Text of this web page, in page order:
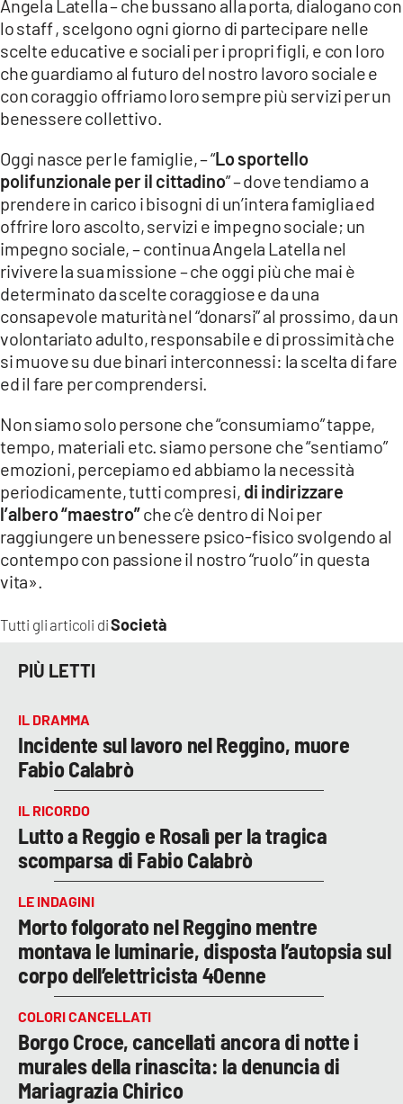
Tutti gli articoli diSocietà
Angela Latella – che bussano alla porta, dialogano con
lo staff , scelgono ogni giorno di partecipare nelle
scelte educative e sociali per i propri figli, e con loro
che guardiamo al futuro del nostro lavoro sociale e
con coraggio offriamo loro sempre più servizi per un
benessere collettivo.
Oggi nasce per le famiglie, – “Lo sportello
polifunzionale per il cittadino” – dove tendiamo a
prendere in carico i bisogni di un’intera famiglia ed
offrire loro ascolto, servizi e impegno sociale; un
impegno sociale, – continua Angela Latella nel
rivivere la sua missione – che oggi più che mai è
determinato da scelte coraggiose e da una
consapevole maturità nel “donarsi” al prossimo, da un
volontariato adulto, responsabile e di prossimità che
si muove su due binari interconnessi: la scelta di fare
ed il fare per comprendersi.
Non siamo solo persone che “consumiamo” tappe,
tempo, materiali etc. siamo persone che “sentiamo”
emozioni, percepiamo ed abbiamo la necessità
periodicamente, tutti compresi, di indirizzare
l’albero “maestro”che c’è dentro di Noi per
raggiungere un benessere psico-fisico svolgendo al
contempo con passione il nostro “ruolo” in questa
vita».
PIÙ LETTI
IL DRAMMA
Incidente sul lavoro nel Reggino, muore
Fabio Calabrò
IL RICORDO
Lutto a Reggio e Rosalì per la tragica
scomparsa di Fabio Calabrò
LE INDAGINI
Morto folgorato nel Reggino mentre
montava le luminarie, disposta l’autopsia sul
corpo dell’elettricista 40enne
COLORI CANCELLATI
Borgo Croce, cancellati ancora di notte i
murales della rinascita: la denuncia di
Mariagrazia Chirico